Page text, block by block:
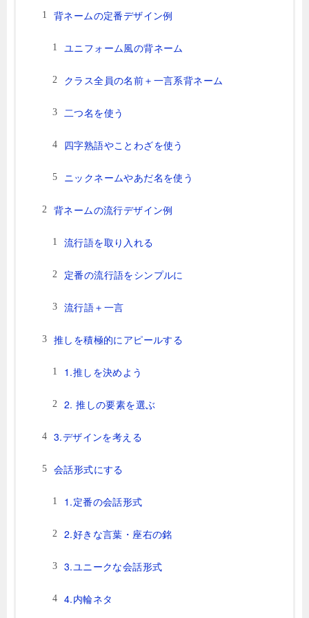
背ネームの定番デザイン例
ユニフォーム風の背ネーム
クラス全員の名前＋一言系背ネーム
二つ名を使う
四字熟語やことわざを使う
ニックネームやあだ名を使う
背ネームの流行デザイン例
流行語を取り入れる
定番の流行語をシンプルに
流行語＋一言
推しを積極的にアピールする
1.推しを決めよう
2. 推しの要素を選ぶ
3.デザインを考える
会話形式にする
1.定番の会話形式
2.好きな言葉・座右の銘
3.ユニークな会話形式
4.内輪ネタ